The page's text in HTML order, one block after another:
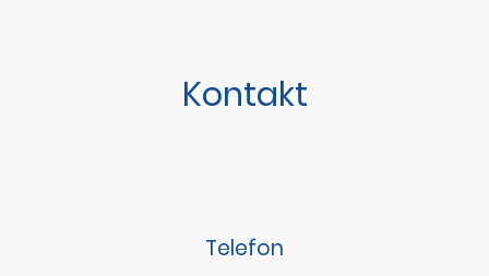
Kontakt
Telefon